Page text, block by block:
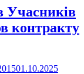
Учасників
контракту
01.10.2025